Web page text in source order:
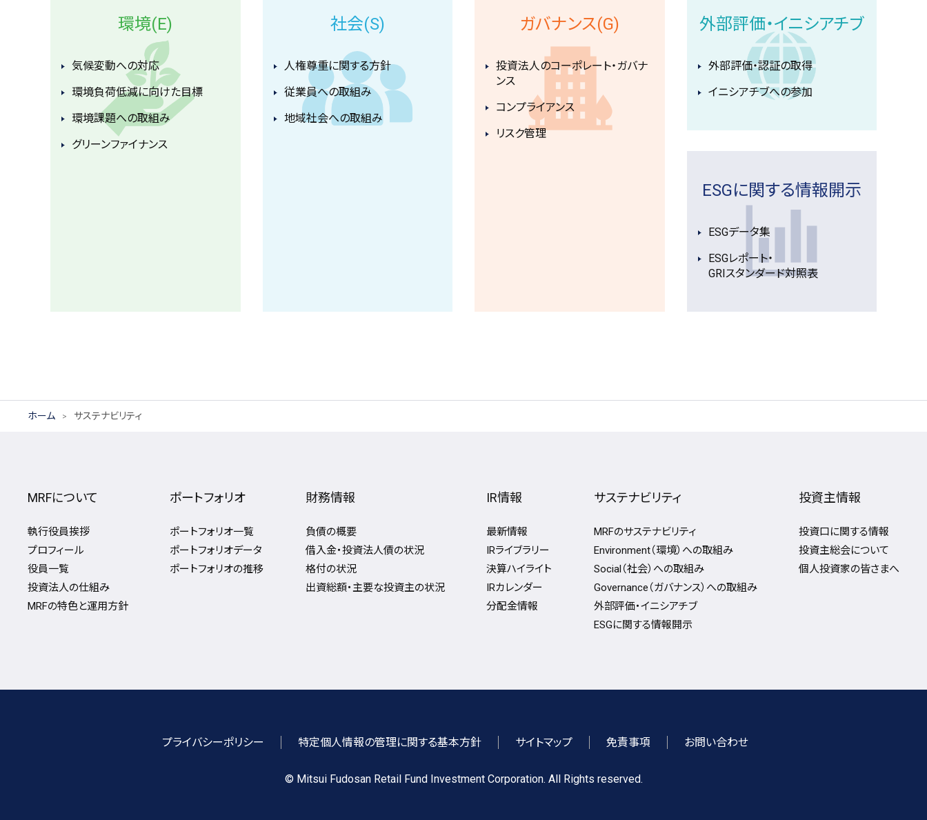
環境(E)
気候変動への対応
環境負荷低減に向けた目標
環境課題への取組み
グリーンファイナンス
社会(S)
⼈権尊重に関する⽅針
従業員への取組み
地域社会への取組み
ガバナンス(G)
投資法人のコーポレート・ガバナ
ンス
コンプライアンス
リスク管理
外部評価・イニシアチブ
外部評価・認証の取得
イニシアチブへの参加
ESGに関する情報開⽰
ESGデータ集
ESGレポート・
GRIスタンダード対照表
ホーム サステナビリティ
MRFについて
執行役員挨拶
プロフィール
役員一覧
投資法人の仕組み
MRFの特色と運用方針
ポートフォリオ
ポートフォリオ一覧
ポートフォリオデータ
ポートフォリオの推移
財務情報
負債の概要
借入金・投資法人債の状況
格付の状況
出資総額・主要な投資主の状況
IR情報
最新情報
IRライブラリー
決算ハイライト
IRカレンダー
分配金情報
サステナビリティ
MRFのサステナビリティ
Environment（環境）への取組み
Social（社会）への取組み
Governance（ガバナンス）への取組み
外部評価・イニシアチブ
ESGに関する情報開⽰
投資主情報
投資口に関する情報
投資主総会について
個人投資家の皆さまへ
プライバシーポリシー 特定個人情報の管理に関する基本方針 サイトマップ 免責事項 お問い合わせ
© Mitsui Fudosan Retail Fund Investment Corporation. All Rights reserved.